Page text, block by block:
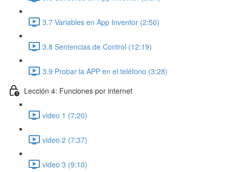
3.7 Variables en App Inventor (2:50)
3.8 Sentencias de Control (12:19)
3.9 Probar la APP en el teléfono (3:28)
Lección 4: Funciones por internet
video 1 (7:20)
video 2 (7:37)
video 3 (9:10)